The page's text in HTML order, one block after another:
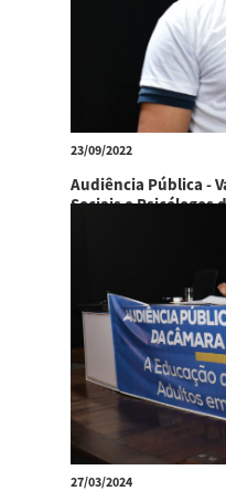
23/09/2022
Audiência Pública -
Sociais e Psicólogos
27/03/2024